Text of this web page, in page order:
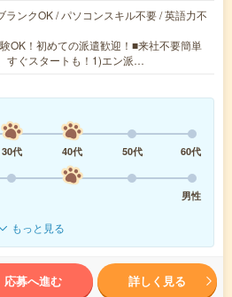
ランクOK / パソコンスキル不要 / 英語力不
OK！初めての派遣歓迎！■来社不要簡単
すぐスタートも！1)エン派…
30代 40代 50代
60代
男性
もっと見る
応募へ進む 詳しく見る